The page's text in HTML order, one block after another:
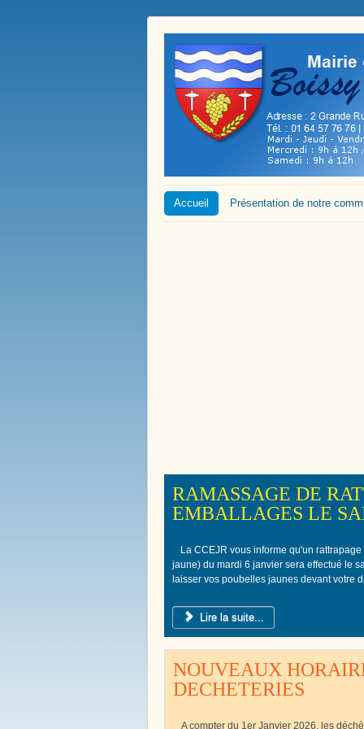
Accueil Présentation de notre
Bienvenue à
Boissy le
RAMASSAGE DE
EMBALLAGES LE
La CCEJR vous informe qu'un
jaune) du mardi 6 janvier sera effectué le
laisser vos poubelles jaunes devant votre
Lire la suite...
NOUVEAUX
DECHETERIES
A compter du 1er Janvier 2026, les